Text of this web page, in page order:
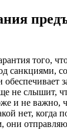
того, что
санкциями,
обеспечивает
не слышит,
и не важно,
нет, когда
они